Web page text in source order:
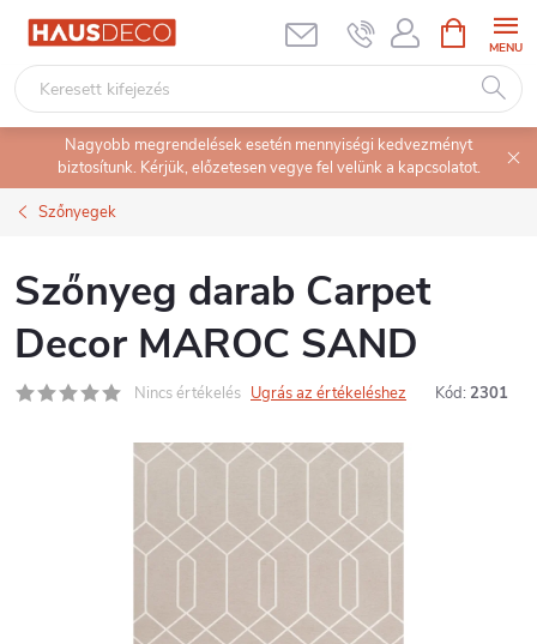
Ugrás
tartalomhoz
KOSÁR
Nagyobb megrendelések esetén mennyiségi kedvezményt
biztosítunk. Kérjük, előzetesen vegye fel velünk a kapcsolatot.
Szőnyegek
Szőnyeg darab Carpet
Decor MAROC SAND
Nincs értékelés Ugrás az értékeléshez Kód: 2301